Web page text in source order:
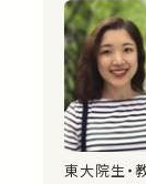
東大院生・